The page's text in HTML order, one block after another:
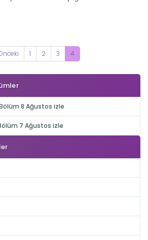
1 2 3 4
8 Ağustos izle
7 Ağustos izle